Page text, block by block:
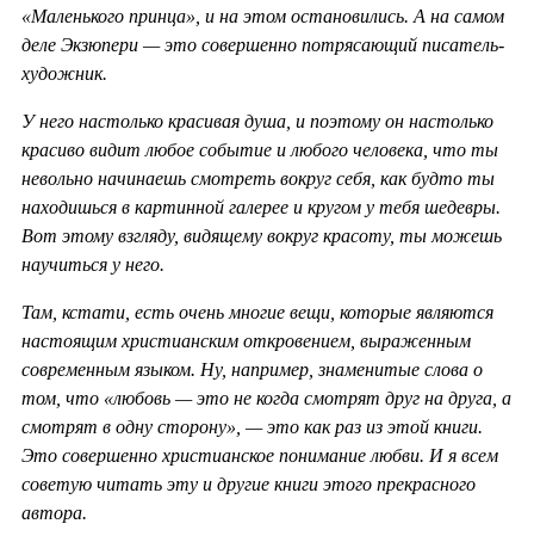
«Маленького принца», и на этом остановились. А на самом
деле Экзюпери — это совершенно потрясающий писатель-
художник.
У него настолько красивая душа, и поэтому он настолько
красиво видит любое событие и любого человека, что ты
невольно начинаешь смотреть вокруг себя, как будто ты
находишься в картинной галерее и кругом у тебя шедевры.
Вот этому взгляду, видящему вокруг красоту, ты можешь
научиться у него.
Там, кстати, есть очень многие вещи, которые являются
настоящим христианским откровением, выраженным
современным языком. Ну, например, знаменитые слова о
том, что «любовь — это не когда смотрят друг на друга, а
смотрят в одну сторону», — это как раз из этой книги.
Это совершенно христианское понимание любви. И я всем
советую читать эту и другие книги этого прекрасного
автора.